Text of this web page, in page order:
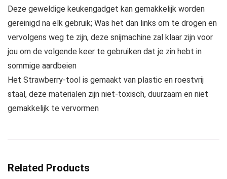
Deze geweldige keukengadget kan gemakkelijk worden
gereinigd na elk gebruik; Was het dan links om te drogen en
vervolgens weg te zijn, deze snijmachine zal klaar zijn voor
jou om de volgende keer te gebruiken dat je zin hebt in
sommige aardbeien
Het Strawberry-tool is gemaakt van plastic en roestvrij
staal, deze materialen zijn niet-toxisch, duurzaam en niet
gemakkelijk te vervormen
Related Products